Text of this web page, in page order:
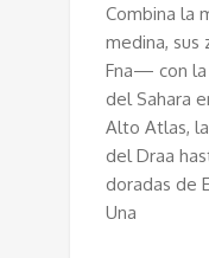
Combina la
medina, sus
Fna— con la
del Sahara
Alto Atlas,
del Draa
doradas de
Una